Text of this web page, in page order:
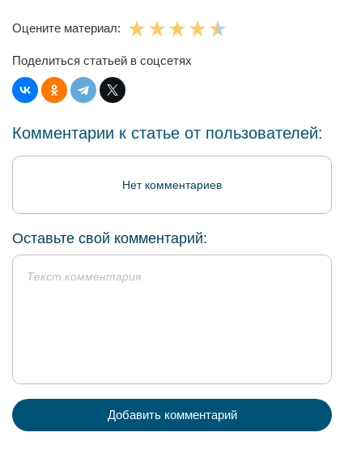
Оцените материал:
Поделиться статьей в соцсетях
Комментарии к статье от пользователей:
Нет комментариев
Оставьте свой комментарий:
Добавить комментарий